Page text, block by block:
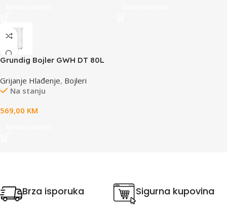
Grundig Bojler GWH DT 80L
Grijanje Hlađenje, Bojleri
Na stanju
569,00 KM
Brza isporuka Sigurna kupovina